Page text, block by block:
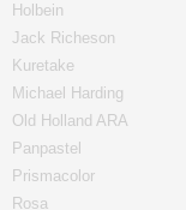
Holbein
Jack Richeson
Kuretake
Michael Harding
Old Holland ARA
Panpastel
Prismacolor
Rosa